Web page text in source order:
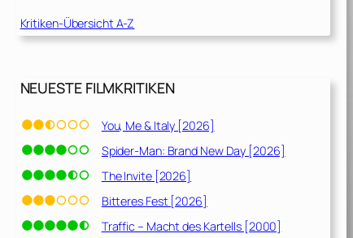
Kritiken-Übersicht A-Z
NEUESTE FILMKRITIKEN
You, Me & Italy [2026]
Spider-Man: Brand New Day [2026]
The Invite [2026]
Bitteres Fest [2026]
Traffic – Macht des Kartells [2000]